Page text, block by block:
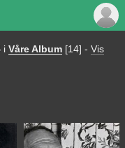
i Våre Album [14] - Vis